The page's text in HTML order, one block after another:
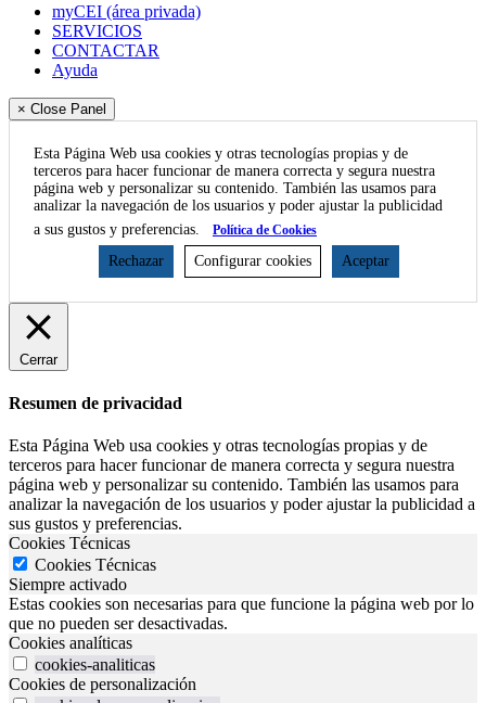
myCEI (área privada)
SERVICIOS
CONTACTAR
Ayuda
× Close Panel
Esta Página Web usa cookies y otras tecnologías propias y de
terceros para hacer funcionar de manera correcta y segura nuestra
página web y personalizar su contenido. También las usamos para
analizar la navegación de los usuarios y poder ajustar la publicidad
a sus gustos y preferencias.
Política de Cookies
Rechazar Configurar cookies Aceptar
Cerrar
Resumen de privacidad
Esta Página Web usa cookies y otras tecnologías propias y de
terceros para hacer funcionar de manera correcta y segura nuestra
página web y personalizar su contenido. También las usamos para
analizar la navegación de los usuarios y poder ajustar la publicidad a
sus gustos y preferencias.
Cookies Técnicas
Cookies Técnicas
Siempre activado
Estas cookies son necesarias para que funcione la página web por lo
que no pueden ser desactivadas.
Cookies analíticas
cookies-analiticas
Cookies de personalización